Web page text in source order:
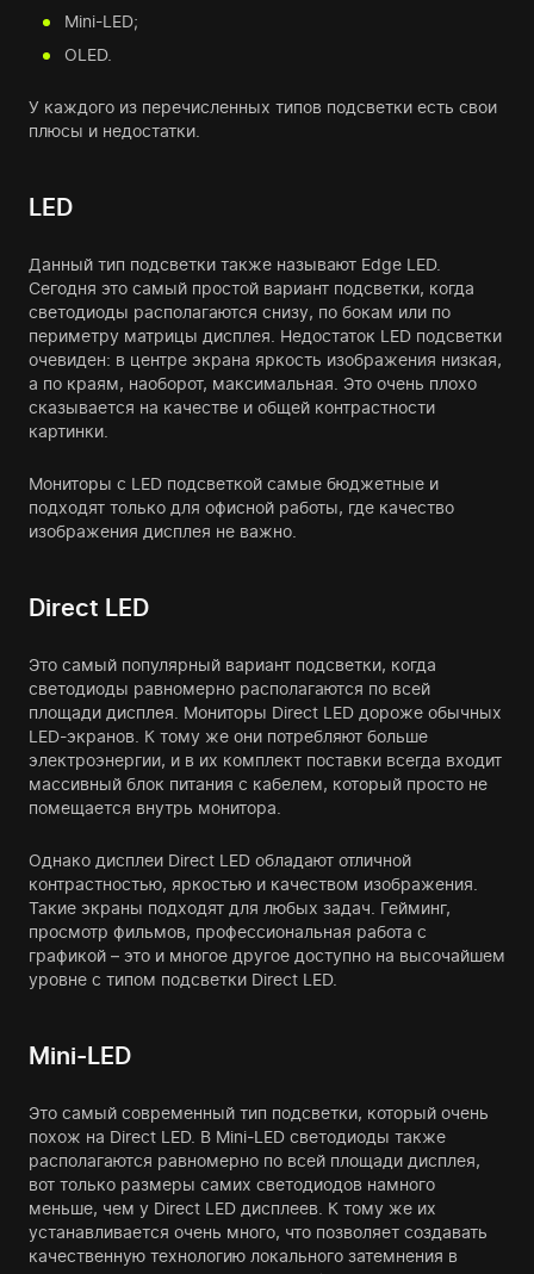
Mini-LED;
OLED.
У каждого из перечисленных типов подсветки есть свои
плюсы и недостатки.
LED
Данный тип подсветки также называют Edge LED.
Сегодня это самый простой вариант подсветки, когда
светодиоды располагаются снизу, по бокам или по
периметру матрицы дисплея. Недостаток LED подсветки
очевиден: в центре экрана яркость изображения низкая,
а по краям, наоборот, максимальная. Это очень плохо
сказывается на качестве и общей контрастности
картинки.
Мониторы с LED подсветкой самые бюджетные и
подходят только для офисной работы, где качество
изображения дисплея не важно.
Direct LED
Это самый популярный вариант подсветки, когда
светодиоды равномерно располагаются по всей
площади дисплея. Мониторы Direct LED дороже обычных
LED-экранов. К тому же они потребляют больше
электроэнергии, и в их комплект поставки всегда входит
массивный блок питания с кабелем, который просто не
помещается внутрь монитора.
Однако дисплеи Direct LED обладают отличной
контрастностью, яркостью и качеством изображения.
Такие экраны подходят для любых задач. Гейминг,
просмотр фильмов, профессиональная работа с
графикой – это и многое другое доступно на высочайшем
уровне с типом подсветки Direct LED.
Mini-LED
Это самый современный тип подсветки, который очень
похож на Direct LED. В Mini-LED светодиоды также
располагаются равномерно по всей площади дисплея,
вот только размеры самих светодиодов намного
меньше, чем у Direct LED дисплеев. К тому же их
устанавливается очень много, что позволяет создавать
качественную технологию локального затемнения в